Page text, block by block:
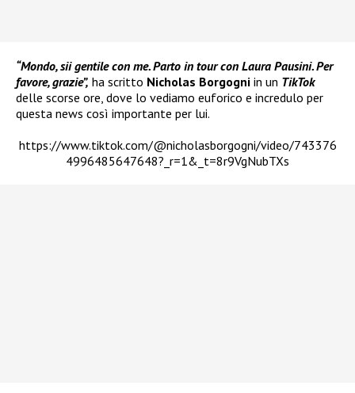
“Mondo, sii gentile con me. Parto in tour con Laura Pausini. Per
favore, grazie”, ha scritto Nicholas Borgogni in un TikTok
delle scorse ore, dove lo vediamo euforico e incredulo per
questa news così importante per lui.
https://www.tiktok.com/@nicholasborgogni/video/743376
4996485647648?_r=1&_t=8r9VgNubTXs